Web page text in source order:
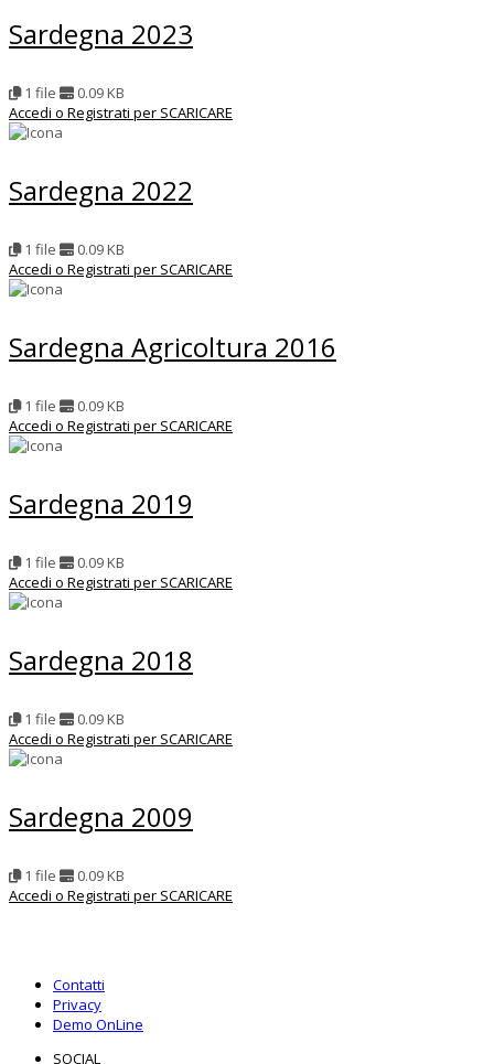
Sardegna 2023
1 file
0.09 KB
Accedi o Registrati per SCARICARE
Sardegna 2022
1 file
0.09 KB
Accedi o Registrati per SCARICARE
Sardegna Agricoltura 2016
1 file
0.09 KB
Accedi o Registrati per SCARICARE
Sardegna 2019
1 file
0.09 KB
Accedi o Registrati per SCARICARE
Sardegna 2018
1 file
0.09 KB
Accedi o Registrati per SCARICARE
Sardegna 2009
1 file
0.09 KB
Accedi o Registrati per SCARICARE
Contatti
Privacy
Demo OnLine
SOCIAL